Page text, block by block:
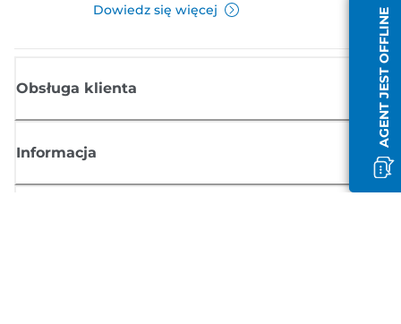
AGENT JEST OFFLINE
Dowiedz się więcej
Obsługa klienta
Informacja